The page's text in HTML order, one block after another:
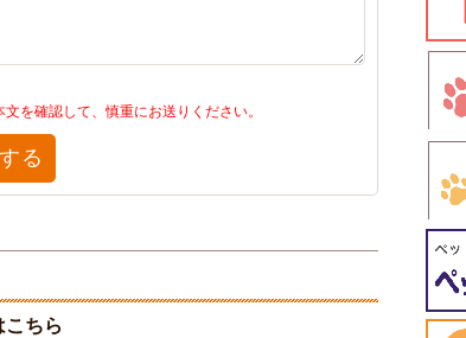
を確認して、慎重にお送りください。
る
ちら